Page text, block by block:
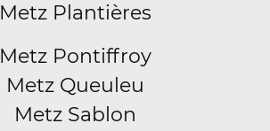
Metz Plantières
Metz Pontiffroy
Metz Queuleu
Metz Sablon